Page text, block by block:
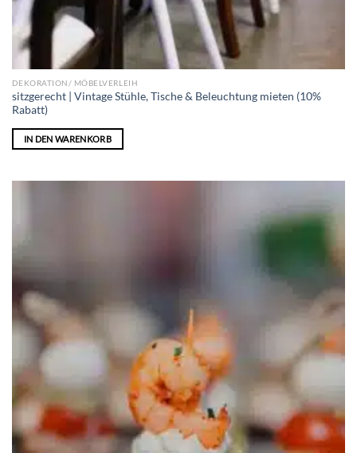
DEKORATION/ MÖBELVERLEIH
sitzgerecht | Vintage Stühle, Tische & Beleuchtung mieten (10%
Rabatt)
IN DEN WARENKORB